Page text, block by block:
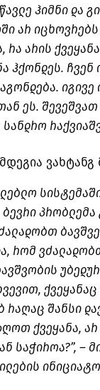
ჰიმნი და
არ იცხოვრებს
რა არის
ჰქონდეს.
იგივე
ეს. შევეშვათ
პრობლემა
რომ
რაღაც შანსი
ქვეყანა,
საჭიროა?”, –